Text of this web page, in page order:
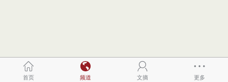
首页 频道 文摘 更多